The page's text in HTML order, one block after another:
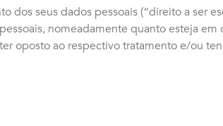
dos seus dados pessoais (“direito a ser
nomeadamente quanto esteja
oposto ao respectivo tratamento e/ou